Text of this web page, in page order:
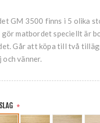
GM 3500 finns i 5 olika
gör matbordet speciellt är
Går att köpa till två
vänner.
*